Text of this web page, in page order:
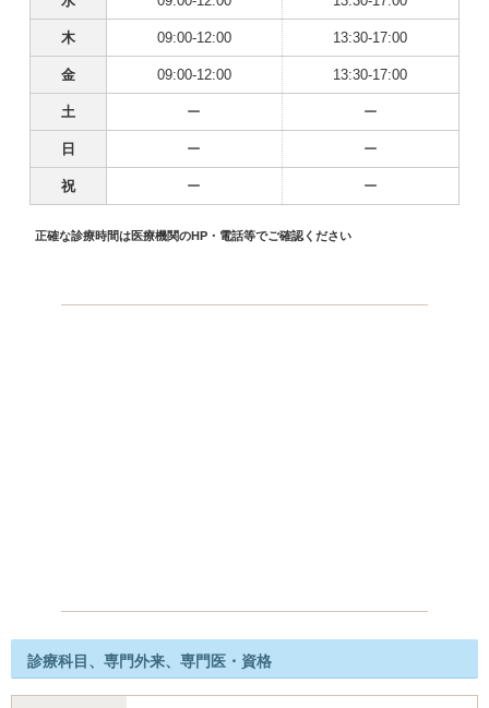
木 09:00-12:00 13:30-17:00
金 09:00-12:00 13:30-17:00
土 ー ー
日 ー ー
祝 ー ー
正確な診療時間は医療機関のHP・電話等でご確認ください
診療科目、専門外来、専門医・資格